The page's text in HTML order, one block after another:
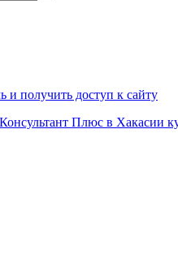
и получить доступ к сайту
Плюс в Хакасии